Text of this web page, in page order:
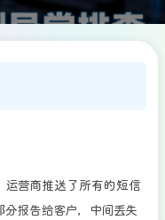
运营商推送了所有的短信
报告给客户，中间丢失